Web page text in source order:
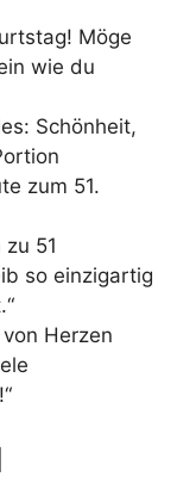
Möge
wie du
Schönheit,
zum 51.
51
so einzigartig
Herzen